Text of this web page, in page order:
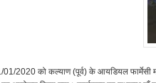
2020 को कल्याण (पूर्व) के आयडियल फार्मेसी